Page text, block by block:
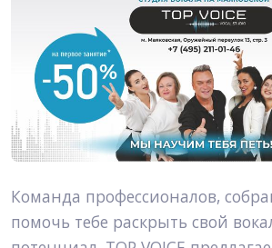
Команда профессионалов,
помочь тебе раскрыть свой